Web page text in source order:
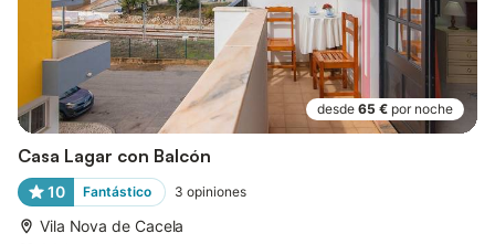
desde 65 € por noche
Casa Lagar con Balcón
10 Fantástico 3 opiniones
Vila Nova de Cacela